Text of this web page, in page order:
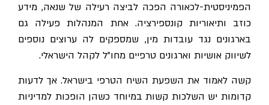
הפמיניסטית-לכאורה הפכה לביצה רעילה של שנאה, מידע
כוזב ותיאוריות קונספירציה. אחת המנהלות פעילה גם
בארגונים נגד עובדות מין, שמספקים לה ערוצים נוספים
לשיווק אושיות וארגונים טרפיים מחו"ל לקהל הישראלי.
קשה לאמוד את השפעת השיח הטרפי בישראל. אך לדעות
קדומות יש השלכות קשות במיוחד כשהן הופכות למדיניות